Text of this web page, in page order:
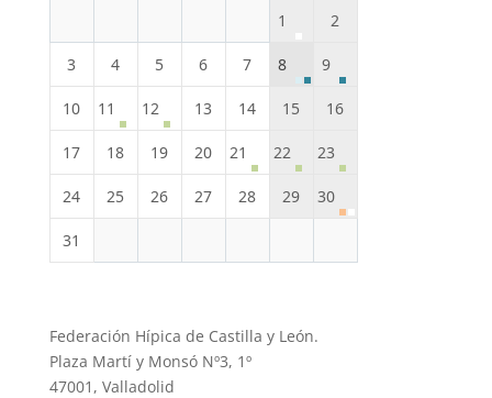
1 2
3 4 5 6 7 8 9
10 11 12 13 14 15 16
17 18 19 20 21 22 23
24 25 26 27 28 29 30
31
Federación Hípica de Castilla y León.
Plaza Martí y Monsó Nº3, 1º
47001, Valladolid